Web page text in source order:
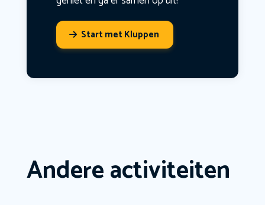
Start met Kluppen
Andere activiteiten